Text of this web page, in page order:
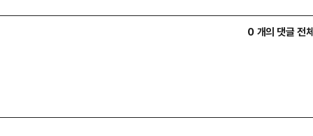
0 개의 댓글 전